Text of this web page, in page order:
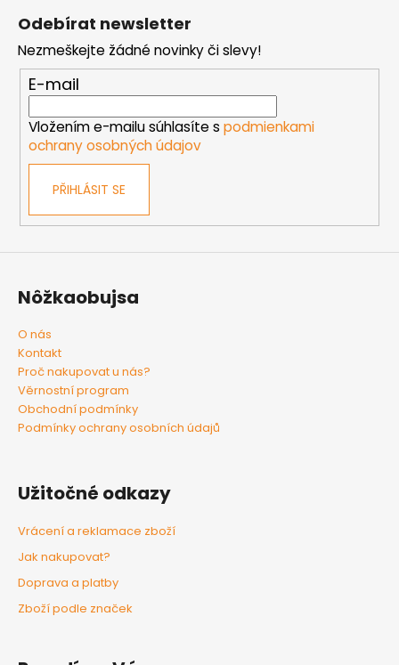
Odebírat newsletter
Nezmeškejte žádné novinky či slevy!
E-mail
Vložením e-mailu súhlasíte s podmienkami
ochrany osobných údajov
PŘIHLÁSIT SE
Nôžkaobujsa
O nás
Kontakt
Proč nakupovat u nás?
Věrnostní program
Obchodní podmínky
Podmínky ochrany osobních údajů
Užitočné odkazy
Vrácení a reklamace zboží
Jak nakupovat?
Doprava a platby
Zboží podle značek